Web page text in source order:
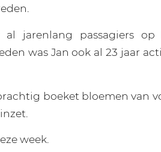
al jarenlang passagiers
was Jan ook al 23 jaar
boeket bloemen van
week.